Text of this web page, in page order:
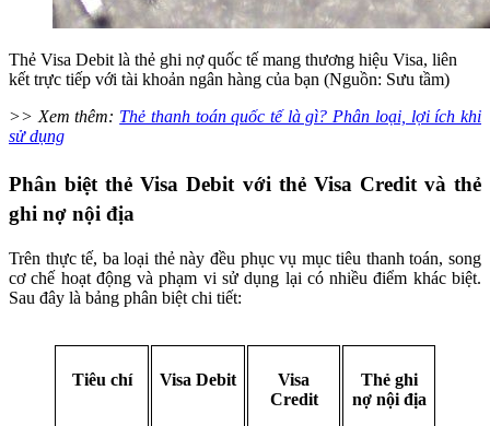
Thẻ Visa Debit là thẻ ghi nợ quốc tế mang thương hiệu Visa, liên
kết trực tiếp với tài khoản ngân hàng của bạn (Nguồn: Sưu tầm)
>> Xem thêm: Thẻ thanh toán quốc tế là gì? Phân loại, lợi ích khi
sử dụng
Phân biệt thẻ Visa Debit với thẻ Visa Credit và thẻ
ghi nợ nội địa
Trên thực tế, ba loại thẻ này đều phục vụ mục tiêu thanh toán, song
cơ chế hoạt động và phạm vi sử dụng lại có nhiều điểm khác biệt.
Sau đây là bảng phân biệt chi tiết:
Tiêu chí Visa Debit
Visa
Credit
Thẻ ghi
nợ nội địa